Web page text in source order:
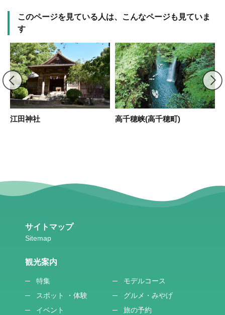
このページを見ている人は、こんなページも見ていま
す
江田神社 高千穂峡(高千穂町)
サイトマップ
観光案内
特集
モデルコース
スポット ・体験
グルメ・みやげ
イベント
旅の予約